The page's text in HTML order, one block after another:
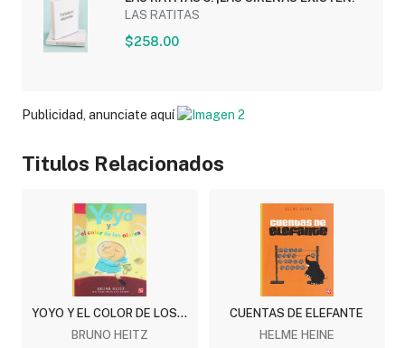
LAS RATITAS
$258.00
Publicidad, anunciate aquí
Titulos Relacionados
YOYO Y EL COLOR DE LOS...
BRUNO HEITZ
CUENTAS DE ELEFANTE
HELME HEINE